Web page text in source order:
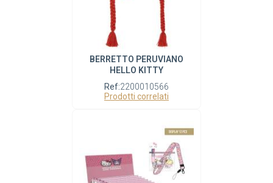
BERRETTO PERUVIANO
HELLO KITTY
Ref:2200010566
Prodotti correlati